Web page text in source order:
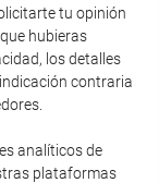
tu opinión
hubieras
los detalles
contraria
analíticos de
plataformas